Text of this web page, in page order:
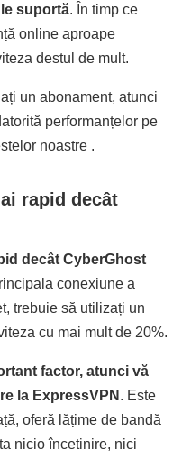
suportă. În timp ce
online aproape
destul de mult.
un abonament, atunci
performanțelor pe
noastre .
rapid decât
decât CyberGhost
conexiune a
trebuie să utilizați un
cu mai mult de 20%.
factor, atunci vă
la ExpressVPN . Este
oferă lățime de bandă
nicio încetinire, nici